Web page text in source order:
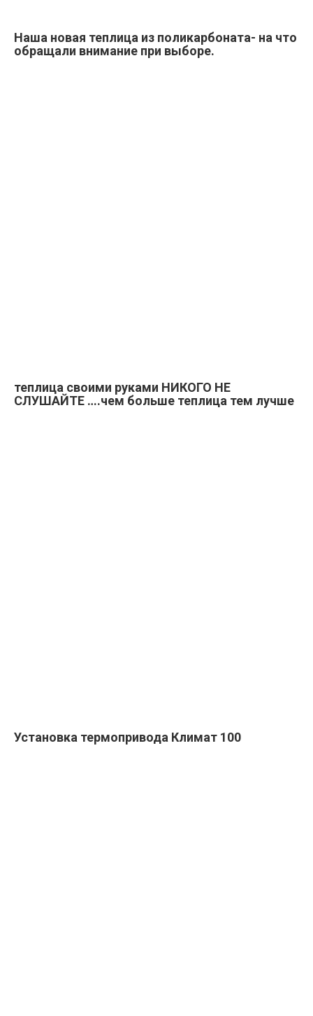
Наша новая теплица из поликарбоната- на что
обращали внимание при выборе.
теплица своими руками НИКОГО НЕ
СЛУШАЙТЕ ….чем больше теплица тем лучше
Установка термопривода Климат 100